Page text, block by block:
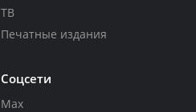
ТВ
Печатные издания
Соцсети
Max